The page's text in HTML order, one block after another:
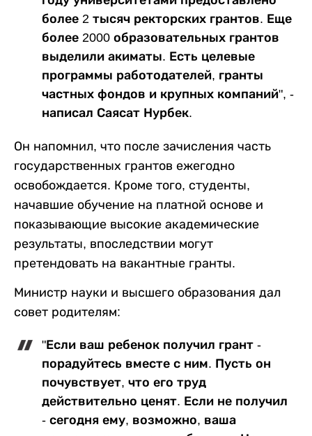
более 2 тысяч ректорских грантов. Еще
более 2000 образовательных грантов
выделили акиматы. Есть целевые
программы работодателей, гранты
частных фондов и крупных компаний", -
написал Саясат Нурбек.
Он напомнил, что после зачисления часть
государственных грантов ежегодно
освобождается. Кроме того, студенты,
начавшие обучение на платной основе и
показывающие высокие академические
результаты, впоследствии могут
претендовать на вакантные гранты.
Министр науки и высшего образования дал
совет родителям:
"Если ваш ребенок получил грант -
порадуйтесь вместе с ним. Пусть он
почувствует, что его труд
действительно ценят. Если не получил
- сегодня ему, возможно, ваша